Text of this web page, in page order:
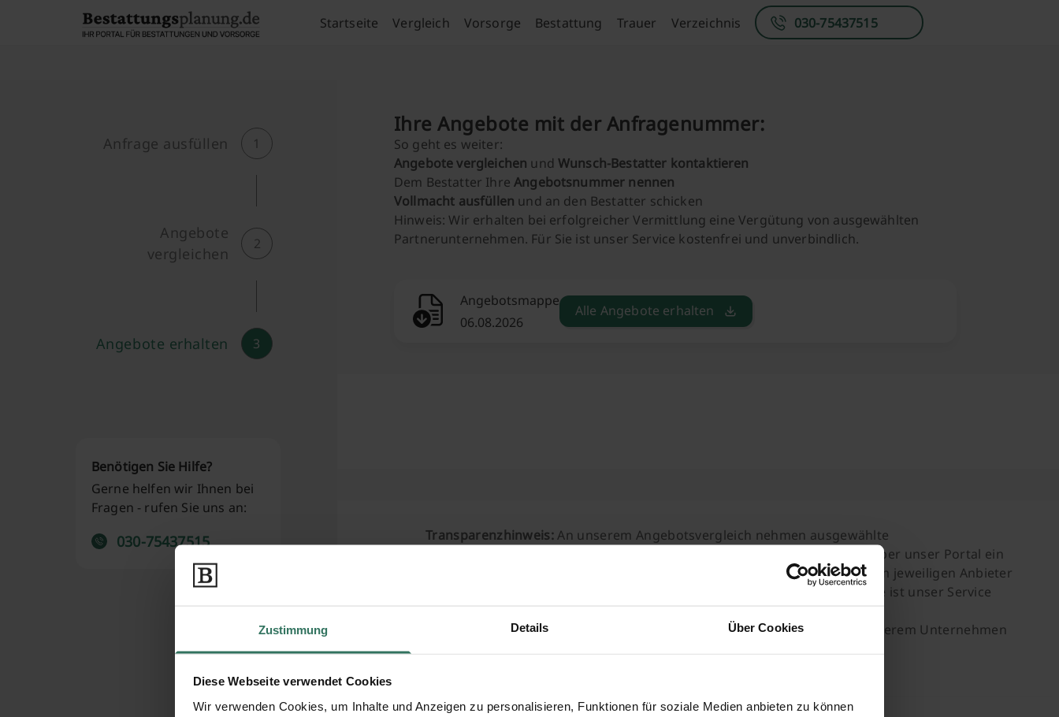
Zustimmung Details Über Cookies
Diese Webseite verwendet Cookies
Wir verwenden Cookies, um Inhalte und Anzeigen zu personalisieren, Funktionen für soziale Medien anbieten zu können
Startseite Vergleich Vorsorge Bestattung Trauer Verzeichnis 030-75437515
Anfrage ausfüllen 1
Angebote
vergleichen
2
Angebote erhalten 3
Benötigen Sie Hilfe?
Gerne helfen wir Ihnen bei
Fragen - rufen Sie uns an:
030-75437515
Ihre Angebote mit der Anfragenummer:
So geht es weiter:
Angebote vergleichen undWunsch-Bestatter kontaktieren
Dem Bestatter IhreAngebotsnummer nennen
Vollmacht ausfüllen und an den Bestatter schicken
Hinweis: Wir erhalten bei erfolgreicher Vermittlung eine Vergütung von ausgewählten
Partnerunternehmen. Für Sie ist unser Service kostenfrei und unverbindlich.
Angebotsmappe
06.08.2026
Alle Angebote erhalten
Transparenzhinweis:An unserem Angebotsvergleich nehmen ausgewählte
Bestattungsunternehmen teil, mit denen wir zusammenarbeiten. Wenn über unser Portal ein
Vertrag mit einem vermittelten Partner zustande kommt, erhalten wir vom jeweiligen Anbieter
eine Vergütung, mit der wir unseren Service finanzieren. Für Sie als Kunde ist unser Service
Bestattungsplanung.de Bestattungen.dewerden von unserem Unternehmen